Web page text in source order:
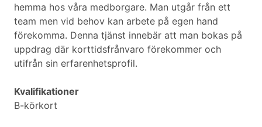
hemma hos våra medborgare. Man utgår från ett
team men vid behov kan arbete på egen hand
förekomma. Denna tjänst innebär att man bokas på
uppdrag där korttidsfrånvaro förekommer och
utifrån sin erfarenhetsprofil.
Kvalifikationer
B-körkort